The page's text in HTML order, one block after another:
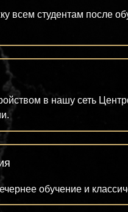
всем студентам после
в нашу сеть
обучение и